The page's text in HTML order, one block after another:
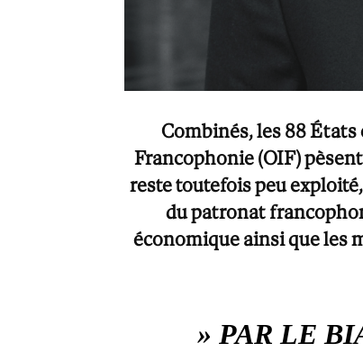
Combinés, les 88
Francophonie (OIF)
reste toutefois peu
du patronat
économique ainsi que les
» PAR LE